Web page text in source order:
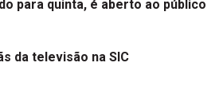
para quinta, é aberto ao público
da televisão na SIC